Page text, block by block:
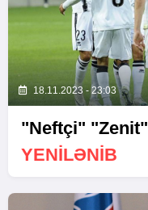
18.11.2023 - 23:03
"Neftçi"
YENİLƏNİB